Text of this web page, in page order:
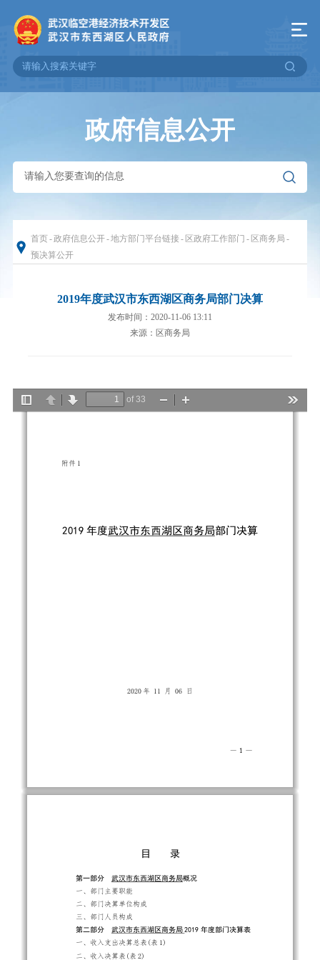
政府信息公开
首页-政府信息公开-地方部门平台链接- 区政府工作部门 - 区商务局 -
预决算公开
2019年度武汉市东西湖区商务局部门决算
发布时间：2020-11-06 13:11
来源：区商务局